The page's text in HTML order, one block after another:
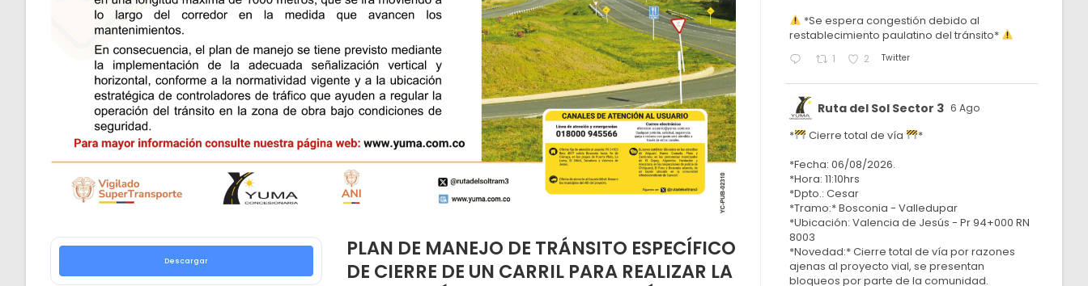
Descargar
PLAN DE MANEJO DE TRÁNSITO ESPECÍFICO
DE CIERRE DE UN CARRIL PARA REALIZAR LA
*Se espera congestión debido al
restablecimiento paulatino del tránsito*
1 2 Twitter
Ruta del Sol Sector 3 6 Ago
* Cierre total de vía
*
*Fecha: 06/08/2026.
*Hora: 11:10hrs
*Dpto.: Cesar
*Tramo:* Bosconia - Valledupar
*Ubicación: Valencia de Jesús - Pr 94+000 RN
8003
*Novedad:* Cierre total de vía por razones
ajenas al proyecto vial, se presentan
bloqueos por parte de la comunidad.